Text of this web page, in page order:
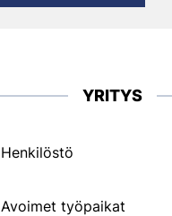
YRITYS
Henkilöstö
Avoimet työpaikat